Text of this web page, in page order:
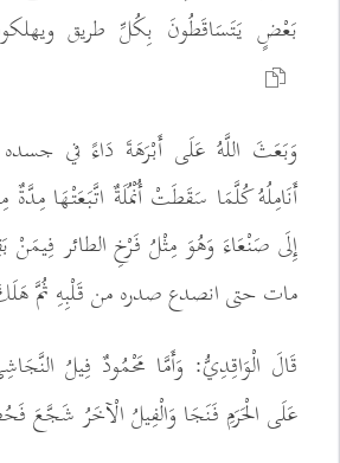
بَعْضٍ يَتَسَاقَطُونَ بِكُلِّ طريق
وَبَعَثَ اللَّهُ عَلَى أَبْرَهَةَ دَاءً في
أَنَامِلُهُ كُلَّمَا سَقَطَتْ أُنْمُلَةٌ اتَّبَعَتْهَا
إِلَى صَنْعَاءَ وَهُوَ مِثْلُ فَرْخِ الطائر
مات حتى انصدع صدره من قَلْبِهِ ثُمَّ
قَالَ الْوَاقِدِيُّ: وَأَمَّا مَحْمُودٌ فِيلُ
عَلَى الْحَرَمِ فَنَجَا وَالْفِيلُ الْآخَرُ شَجَّعَ